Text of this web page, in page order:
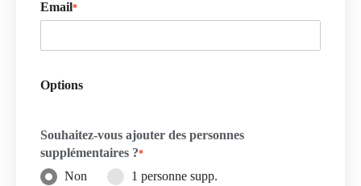
Email*
Options
Souhaitez-vous ajouter des personnes
supplémentaires ?*
Non
1 personne supp.